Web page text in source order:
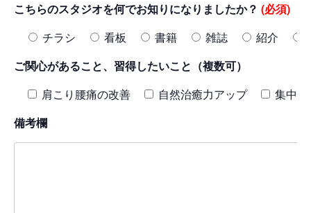
こちらのスタジオを何でお知りになりましたか？ (必須)
チラシ
看板 書籍 雑誌 紹介
ご関心があること、習得したいこと（複数可）
肩こり腰痛の改善
自然治癒力アップ
集中
備考欄